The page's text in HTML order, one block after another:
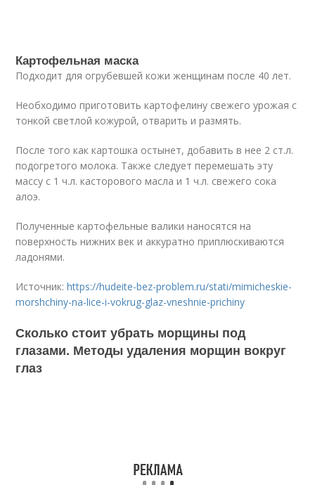
Картофельная маска
Подходит для огрубевшей кожи женщинам после 40 лет.
Необходимо приготовить картофелину свежего урожая с
тонкой светлой кожурой, отварить и размять.
После того как картошка остынет, добавить в нее 2 ст.л.
подогретого молока. Также следует перемешать эту
массу с 1 ч.л. касторового масла и 1 ч.л. свежего сока
алоэ.
Полученные картофельные валики наносятся на
поверхность нижних век и аккуратно приплюскиваются
ладонями.
Источник:https://hudeite-bez-problem.ru/stati/mimicheskie-
morshchiny-na-lice-i-vokrug-glaz-vneshnie-prichiny
Сколько стоит убрать морщины под
глазами. Методы удаления морщин вокруг
глаз